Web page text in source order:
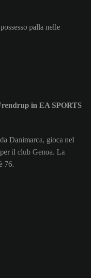
palla nelle
in EA SPORTS
Danimarca, gioca nel
il club Genoa. La
76.